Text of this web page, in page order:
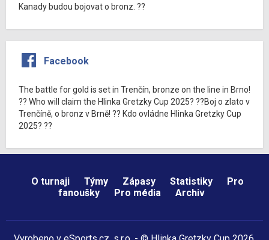
Kanady budou bojovat o bronz. ??
Facebook
The battle for gold is set in Trenčín, bronze on the line in Brno!
?? Who will claim the Hlinka Gretzky Cup 2025? ??Boj o zlato v
Trenčíně, o bronz v Brně! ?? Kdo ovládne Hlinka Gretzky Cup
2025? ??
O turnaji Týmy Zápasy Statistiky
Pro
fanoušky
Pro média Archiv